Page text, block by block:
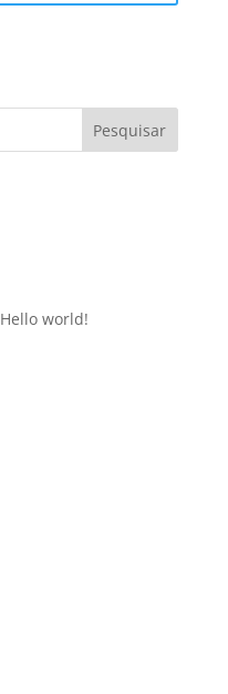
Hello world!